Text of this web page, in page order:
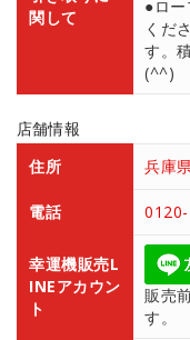
関して
●ロ
くだ
す。
(^^)
店舗情報
住所
兵庫
電話
幸運機販売L
INEアカウン
ト
販売
す。